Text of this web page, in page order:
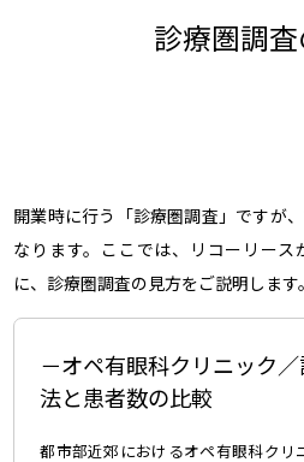
診療圏調
開業時に行う「診療圏調査」ですが
なります。ここでは、リコーリー
に、診療圏調査の見方をご説明します。
オペ有眼科クリニック
法と患者数の比較
都市部近郊におけるオペ有眼科クリ